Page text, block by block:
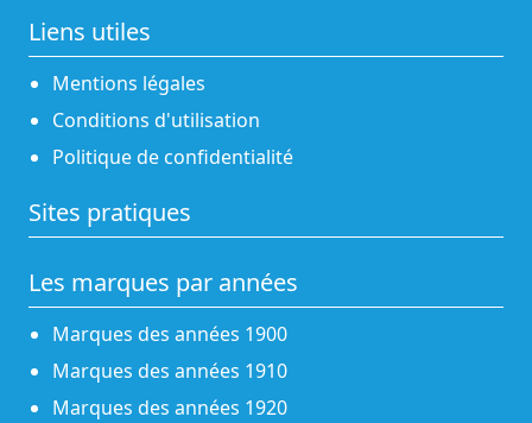
Liens utiles
Mentions légales
Conditions d'utilisation
Politique de confidentialité
Sites pratiques
Les marques par années
Marques des années 1900
Marques des années 1910
Marques des années 1920